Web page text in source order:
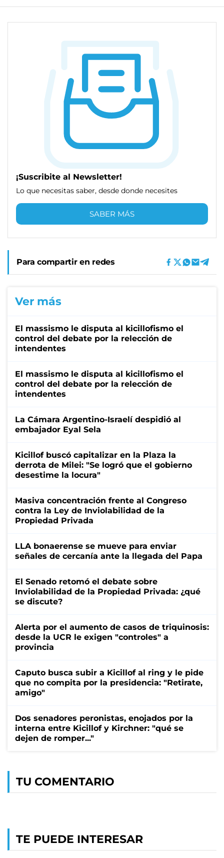
¡Suscribite al Newsletter!
Lo que necesitas saber, desde donde necesites
SABER MÁS
Para compartir en redes
Ver más
El massismo le disputa al kicillofismo el
control del debate por la relección de
intendentes
El massismo le disputa al kicillofismo el
control del debate por la relección de
intendentes
La Cámara Argentino-Israelí despidió al
embajador Eyal Sela
Kicillof buscó capitalizar en la Plaza la
derrota de Milei: "Se logró que el gobierno
desestime la locura"
Masiva concentración frente al Congreso
contra la Ley de Inviolabilidad de la
Propiedad Privada
LLA bonaerense se mueve para enviar
señales de cercanía ante la llegada del Papa
El Senado retomó el debate sobre
Inviolabilidad de la Propiedad Privada: ¿qué
se discute?
Alerta por el aumento de casos de triquinosis:
desde la UCR le exigen "controles" a
provincia
Caputo busca subir a Kicillof al ring y le pide
que no compita por la presidencia: "Retirate,
amigo"
Dos senadores peronistas, enojados por la
interna entre Kicillof y Kirchner: "qué se
dejen de romper..."
TU COMENTARIO
TE PUEDE INTERESAR